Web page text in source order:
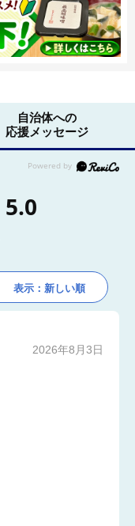
自治体への
応援メッセージ
5.0
表示：新しい順
2026年8月3日